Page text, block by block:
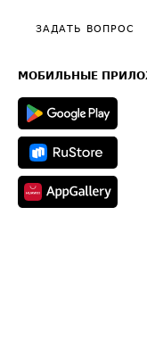
Общие положения
Полезное по перевозкам
Техническая информация
ЗАДАТЬ ВОПРОС
МОБИЛЬНЫЕ